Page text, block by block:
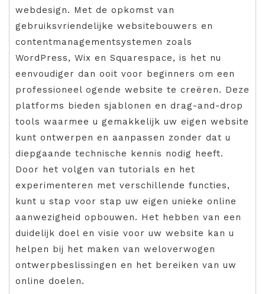
webdesign. Met de opkomst van
gebruiksvriendelijke websitebouwers en
contentmanagementsystemen zoals
WordPress, Wix en Squarespace, is het nu
eenvoudiger dan ooit voor beginners om een
professioneel ogende website te creëren. Deze
platforms bieden sjablonen en drag-and-drop
tools waarmee u gemakkelijk uw eigen website
kunt ontwerpen en aanpassen zonder dat u
diepgaande technische kennis nodig heeft.
Door het volgen van tutorials en het
experimenteren met verschillende functies,
kunt u stap voor stap uw eigen unieke online
aanwezigheid opbouwen. Het hebben van een
duidelijk doel en visie voor uw website kan u
helpen bij het maken van weloverwogen
ontwerpbeslissingen en het bereiken van uw
online doelen.